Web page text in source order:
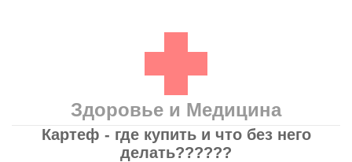
Здоровье и Медицина
Картеф - где купить и что без него
делать??????